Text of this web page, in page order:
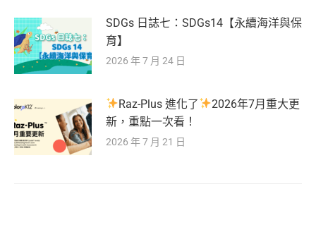
SDGs 日誌七：SDGs14【永續海洋與保
育】
2026 年 7 月 24 日
Raz-Plus 進化了
2026年7月重大更
新，重點一次看！
2026 年 7 月 21 日